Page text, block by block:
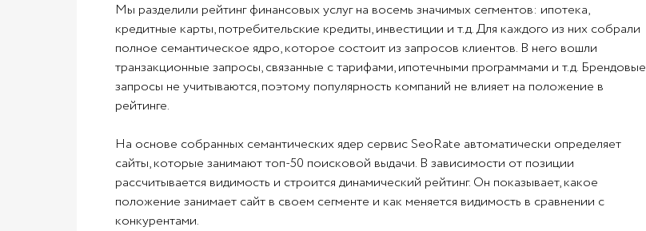
Мы разделили рейтинг финансовых услуг на восемь значимых сегментов: ипотека,
кредитные карты, потребительские кредиты, инвестиции и т.д. Для каждого из них собрали
полное семантическое ядро, которое состоит из запросов клиентов. В него вошли
транзакционные запросы, связанные с тарифами, ипотечными программами и т.д. Брендовые
запросы не учитываются, поэтому популярность компаний не влияет на положение в
рейтинге.
На основе собранных семантических ядер сервис SeoRate автоматически определяет
сайты, которые занимают топ-50 поисковой выдачи. В зависимости от позиции
рассчитывается видимость и строится динамический рейтинг. Он показывает, какое
положение занимает сайт в своем сегменте и как меняется видимость в сравнении с
конкурентами.